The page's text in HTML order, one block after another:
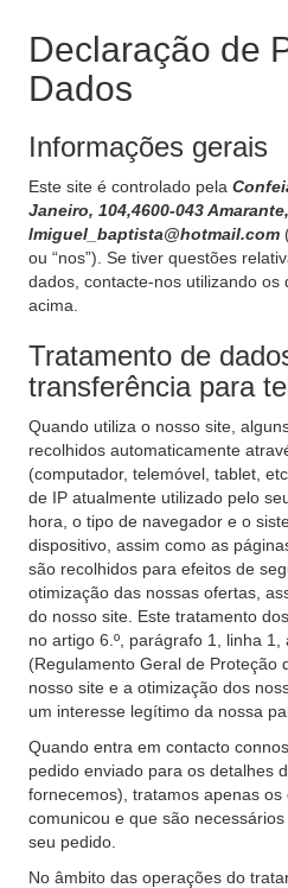
Declaração de
Dados
Informações gerais
Este site é controlado pela
Janeiro, 104,4600-043
lmiguel_baptista@hotmail.com
ou “nos”). Se tiver questões
dados, contacte-nos utilizando os
acima.
Tratamento de
transferência para
Quando utiliza o nosso site,
recolhidos automaticamente
(computador, telemóvel, tablet,
de IP atualmente utilizado pelo
hora, o tipo de navegador e o
dispositivo, assim como as
são recolhidos para efeitos de
otimização das nossas ofertas,
do nosso site. Este tratamento
no artigo 6.º, parágrafo 1, linha
(Regulamento Geral de Proteção
nosso site e a otimização dos
um interesse legítimo da nossa
Quando entra em contacto
pedido enviado para os detalhes
fornecemos), tratamos apenas
comunicou e que são
seu pedido.
No âmbito das operações do